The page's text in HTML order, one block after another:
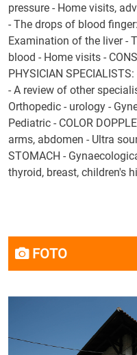
pressure - Home visits,
- The drops of blood
Examination of the liver -
blood - Home visits -
PHYSICIAN
- A review of other
Orthopedic - urology -
Pediatric - COLOR
arms, abdomen - Ultra
STOMACH -
thyroid, breast, children's
FOTO